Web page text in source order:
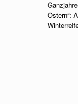
Ostern“: